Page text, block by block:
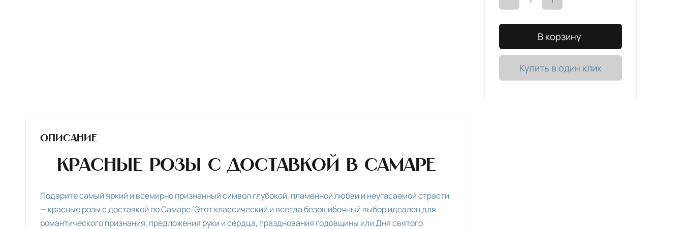
В корзину
Купить в один клик
Описание
Красные розы с доставкой в Самаре
Подарите самый яркий и всемирно признанный символ глубокой, пламенной любви и неугасаемой страсти
— красные розы с доставкой по Самаре. Этот классический и всегда безошибочный выбор идеален для
романтического признания, предложения руки и сердца, празднования годовщины или Дня святого